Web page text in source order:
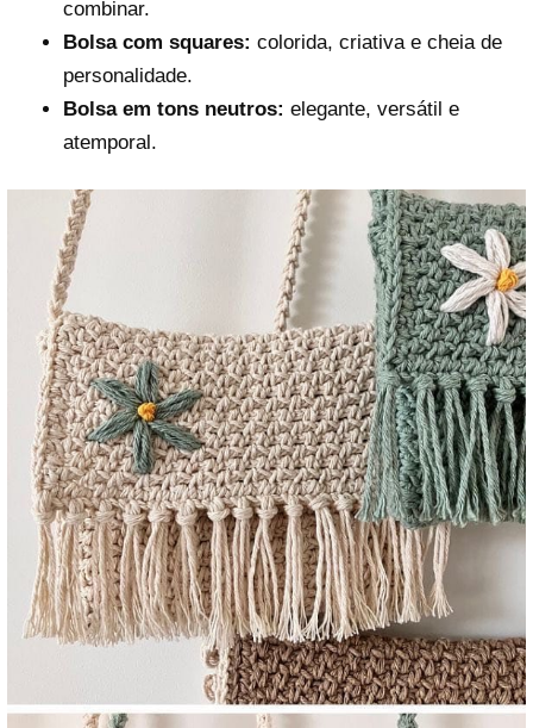
combinar.
Bolsa com squares: colorida, criativa e cheia de
personalidade.
Bolsa em tons neutros: elegante, versátil e
atemporal.